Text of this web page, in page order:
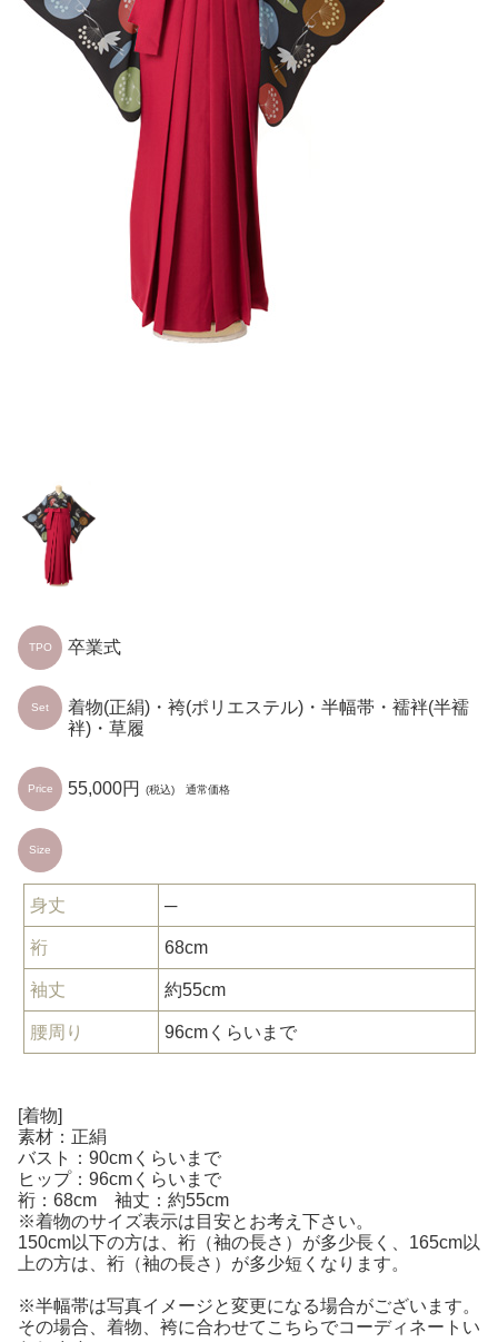
TPO 卒業式
Set
着物(正絹)・袴(ポリエステル)・半幅帯・襦袢(半襦
袢)・草履
Price 55,000円 (税込) 通常価格
Size
身丈 ─
裄 68cm
袖丈 約55cm
腰周り 96cmくらいまで
[着物]
素材：正絹
バスト：90cmくらいまで
ヒップ：96cmくらいまで
裄：68cm 袖丈：約55cm
※着物のサイズ表示は目安とお考え下さい。
150cm以下の方は、裄（袖の長さ）が多少長く、165cm以
上の方は、裄（袖の長さ）が多少短くなります。
※半幅帯は写真イメージと変更になる場合がございます。
その場合、着物、袴に合わせてこちらでコーディネートい